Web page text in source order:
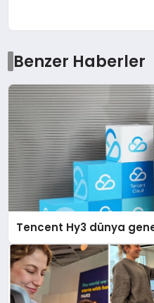
Benzer Haberler
Tencent Hy3 dünya